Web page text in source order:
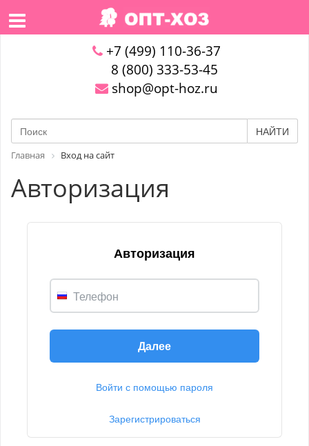
+7 (499) 110-36-37
8 (800) 333-53-45
shop@opt-hoz.ru
НАЙТИ
Главная Вход на сайт
Авторизация
Авторизация
Телефон
Далее
Войти с помощью пароля
Зарегистрироваться